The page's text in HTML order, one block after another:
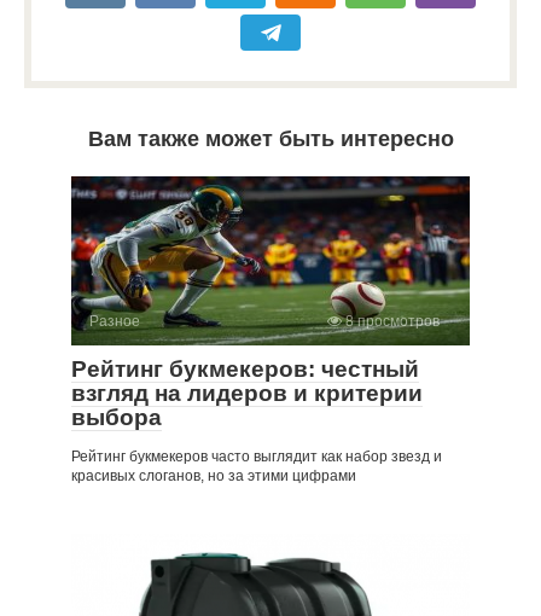
Вам также может быть интересно
Разное 8 просмотров
Рейтинг букмекеров: честный
взгляд на лидеров и критерии
выбора
Рейтинг букмекеров часто выглядит как набор звезд и
красивых слоганов, но за этими цифрами